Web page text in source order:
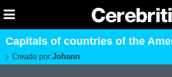
Capitals of countries of the
Creado por:Johann